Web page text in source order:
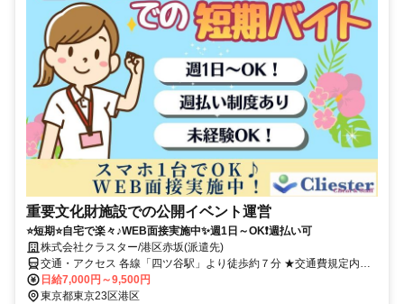
重要文化財施設での公開イベント運営
⭐短期⭐自宅で楽々♪WEB面接実施中✨週1日～OK❗週払い可
株式会社クラスター/港区赤坂(派遣先)
交通・アクセス 各線「四ツ谷駅」より徒歩約７分 ★交通費規定内支
給
日給7,000円～9,500円
東京都東京23区港区